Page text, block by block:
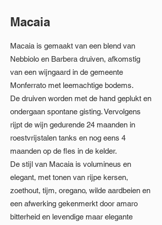
Macaia
Macaia is gemaakt van een blend van
Nebbiolo en Barbera druiven, afkomstig
van een wijngaard in de gemeente
Monferrato met leemachtige bodems.
De druiven worden met de hand geplukt en
ondergaan spontane gisting. Vervolgens
rijpt de wijn gedurende 24 maanden in
roestvrijstalen tanks en nog eens 4
maanden op de fles in de kelder.
De stijl van Macaia is volumineus en
elegant, met tonen van rijpe kersen,
zoethout, tijm, oregano, wilde aardbeien en
een afwerking gekenmerkt door amaro
bitterheid en levendige maar elegante